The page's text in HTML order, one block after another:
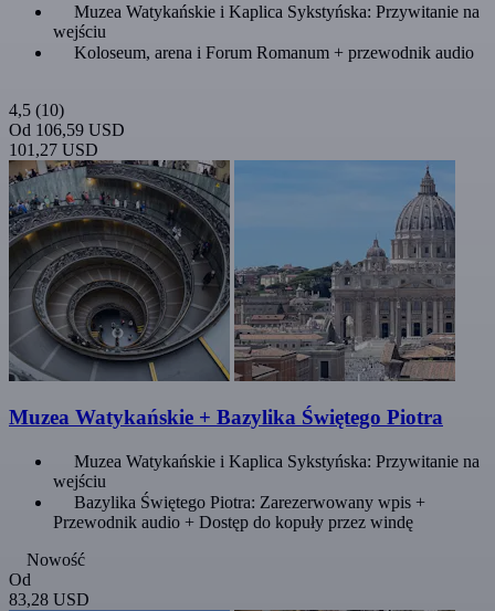
Muzea Watykańskie i Kaplica Sykstyńska: Przywitanie na
wejściu
Koloseum, arena i Forum Romanum + przewodnik audio
4,5 (10)
Od 106,59 USD
101,27 USD
Muzea Watykańskie + Bazylika Świętego Piotra
Muzea Watykańskie i Kaplica Sykstyńska: Przywitanie na
wejściu
Bazylika Świętego Piotra: Zarezerwowany wpis +
Przewodnik audio + Dostęp do kopuły przez windę
Nowość
Od
83,28 USD